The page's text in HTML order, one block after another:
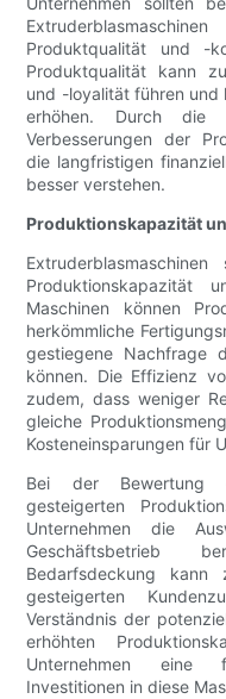
Produktqualität und -
Produktqualität kann
und -loyalität führen und
erhöhen. Durch die
Verbesserungen der
die langfristigen
besser verstehen.
Produktionskapazität
Produktionskapazität
Maschinen können
herkömmliche
gestiegene Nachfrage
können. Die Effizienz
zudem, dass weniger
gleiche
Kosteneinsparungen für
Bei der Bewertung
gesteigerten
Unternehmen die
Geschäftsbetrieb
Bedarfsdeckung
gesteigerten
Verständnis der
erhöhten
Unternehmen eine
Investitionen in diese